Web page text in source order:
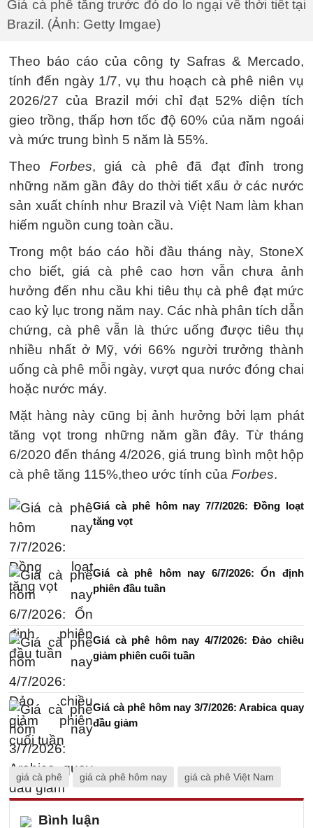
Giá cà phê tăng trước đó do lo ngại về thời tiết tại
Brazil. (Ảnh: Getty Imgae)
Theo báo cáo của công ty Safras & Mercado,
tính đến ngày 1/7, vụ thu hoạch cà phê niên vụ
2026/27 của Brazil mới chỉ đạt 52% diện tích
gieo trồng, thấp hơn tốc độ 60% của năm ngoái
và mức trung bình 5 năm là 55%.
Theo Forbes, giá cà phê đã đạt đỉnh trong
những năm gần đây do thời tiết xấu ở các nước
sản xuất chính như Brazil và Việt Nam làm khan
hiếm nguồn cung toàn cầu.
Trong một báo cáo hồi đầu tháng này, StoneX
cho biết, giá cà phê cao hơn vẫn chưa ảnh
hưởng đến nhu cầu khi tiêu thụ cà phê đạt mức
cao kỷ lục trong năm nay. Các nhà phân tích dẫn
chứng, cà phê vẫn là thức uống được tiêu thụ
nhiều nhất ở Mỹ, với 66% người trưởng thành
uống cà phê mỗi ngày, vượt qua nước đóng chai
hoặc nước máy.
Mặt hàng này cũng bị ảnh hưởng bởi lạm phát
tăng vọt trong những năm gần đây. Từ tháng
6/2020 đến tháng 4/2026, giá trung bình một hộp
cà phê tăng 115%,theo ước tính của Forbes.
Giá cà phê hôm nay 7/7/2026: Đồng loạt
tăng vọt
Giá cà phê hôm nay 6/7/2026: Ổn định
phiên đầu tuần
Giá cà phê hôm nay 4/7/2026: Đảo chiều
giảm phiên cuối tuần
Giá cà phê hôm nay 3/7/2026: Arabica quay
đầu giảm
giá cà phê giá cà phê hôm nay giá cà phê Việt Nam
Bình luận